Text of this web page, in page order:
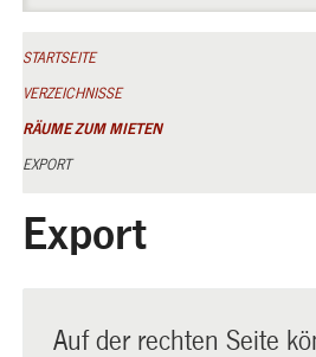
STARTSEITE
VERZEICHNISSE
RÄUME ZUM MIETEN
EXPORT
Export
Auf der rechten Seite